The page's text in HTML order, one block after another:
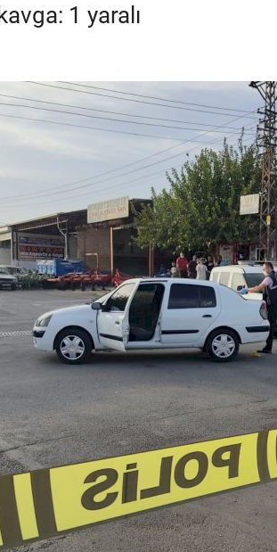
1 yaralı